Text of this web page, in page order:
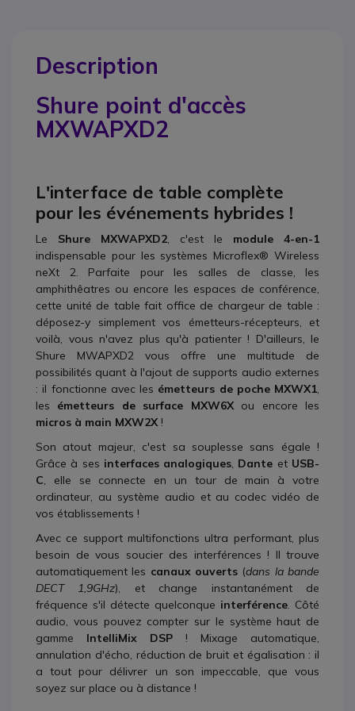
Description
Shure point d'accès
MXWAPXD2
L'interface de table complète
pour les événements hybrides !
Le Shure MXWAPXD2, c'est le module 4-en-1
indispensable pour les systèmes Microflex® Wireless
neXt 2. Parfaite pour les salles de classe, les
amphithêatres ou encore les espaces de conférence,
cette unité de table fait office de chargeur de table :
déposez-y simplement vos émetteurs-récepteurs, et
voilà, vous n'avez plus qu'à patienter ! D'ailleurs, le
Shure MWAPXD2 vous offre une multitude de
possibilités quant à l'ajout de supports audio externes
: il fonctionne avec les émetteurs de poche MXWX1,
les émetteurs de surface MXW6Xou encore les
micros à main MXW2X !
Son atout majeur, c'est sa souplesse sans égale !
Grâce à ses interfaces analogiques, Dante et USB-
C, elle se connecte en un tour de main à votre
ordinateur, au système audio et au codec vidéo de
vos établissements !
Avec ce support multifonctions ultra performant, plus
besoin de vous soucier des interférences ! Il trouve
automatiquement les canaux ouverts (dans la bande
DECT 1,9GHz), et change instantanément de
fréquence s'il détecte quelconque interférence. Côté
audio, vous pouvez compter sur le système haut de
gamme IntelliMix DSP ! Mixage automatique,
annulation d'écho, réduction de bruit et égalisation : il
a tout pour délivrer un son impeccable, que vous
soyez sur place ou à distance !